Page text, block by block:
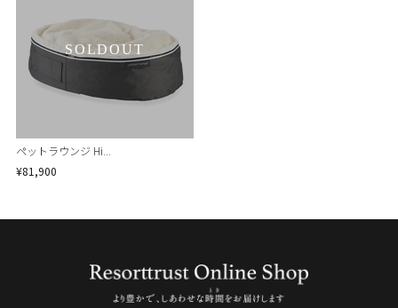
ペットラウンジ Hi...
¥81,900
SOLDOUT